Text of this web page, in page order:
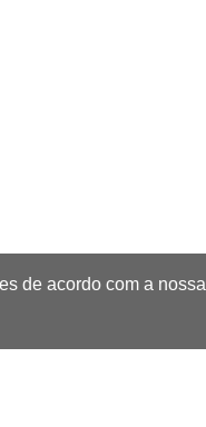
de acordo com a